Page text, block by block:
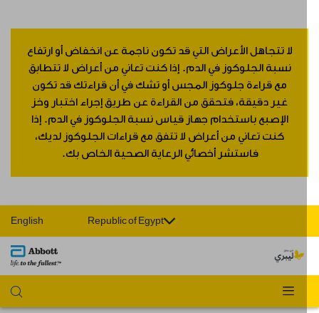
لا تتجاهل الأعراض التي قد تكون ناجمة عن انخفاض أو ارتفاع
نسبة الجلوكوز في الدم. إذا كنت تعاني من أعراض لا تتطابق
مع قراءة جلوكوز المجس أو تشك في أن قراءتك قد تكون
غير دقيقة، فتحقق من القراءة عن طريق إجراء اختبار وخز
الإصبع باستخدام جهاز قياس نسبة الجلوكوز في الدم. إذا
كنت تعاني من أعراض لا تتفق مع قراءات الجلوكوز لديك،
فاستشر أخصائي الرعاية الصحية الخاص بك.
Republic of Egypt
English